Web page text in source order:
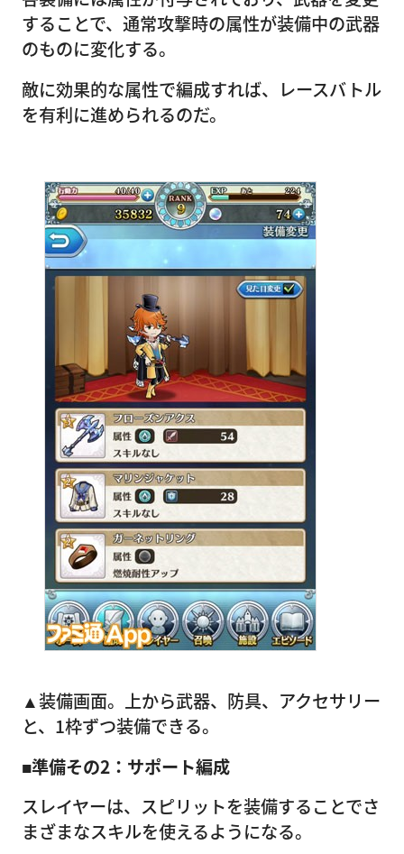
することで、通常攻撃時の属性が装備中の武器
のものに変化する。
敵に効果的な属性で編成すれば、レースバトル
を有利に進められるのだ。
▲装備画面。上から武器、防具、アクセサリー
と、1枠ずつ装備できる。
■準備その2：サポート編成
スレイヤーは、スピリットを装備することでさ
まざまなスキルを使えるようになる。